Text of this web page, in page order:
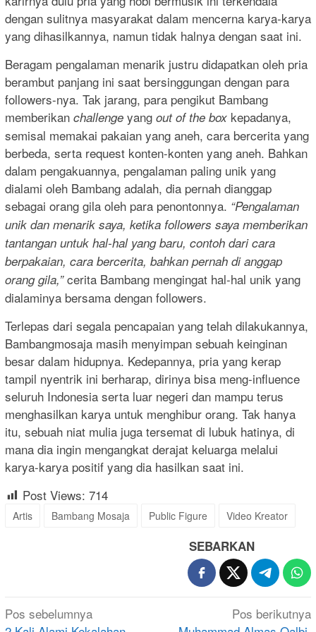
dengan sulitnya masyarakat dalam mencerna karya-karya
yang dihasilkannya, namun tidak halnya dengan saat ini.
Beragam pengalaman menarik justru didapatkan oleh pria
berambut panjang ini saat bersinggungan dengan para
followers-nya. Tak jarang, para pengikut Bambang
memberikan challenge yang out of the box kepadanya,
semisal memakai pakaian yang aneh, cara bercerita yang
berbeda, serta request konten-konten yang aneh. Bahkan
dalam pengakuannya, pengalaman paling unik yang
dialami oleh Bambang adalah, dia pernah dianggap
sebagai orang gila oleh para penontonnya. “Pengalaman
unik dan menarik saya, ketika followers saya memberikan
tantangan untuk hal-hal yang baru, contoh dari cara
berpakaian, cara bercerita, bahkan pernah di anggap
orang gila,”cerita Bambang mengingat hal-hal unik yang
dialaminya bersama dengan followers.
Terlepas dari segala pencapaian yang telah dilakukannya,
Bambangmosaja masih menyimpan sebuah keinginan
besar dalam hidupnya. Kedepannya, pria yang kerap
tampil nyentrik ini berharap, dirinya bisa meng-influence
seluruh Indonesia serta luar negeri dan mampu terus
menghasilkan karya untuk menghibur orang. Tak hanya
itu, sebuah niat mulia juga tersemat di lubuk hatinya, di
mana dia ingin mengangkat derajat keluarga melalui
karya-karya positif yang dia hasilkan saat ini.
Post Views: 714
Artis Bambang Mosaja Public Figure Video Kreator
SEBARKAN
Navigasi
Pos sebelumnya
Pos berikutnya